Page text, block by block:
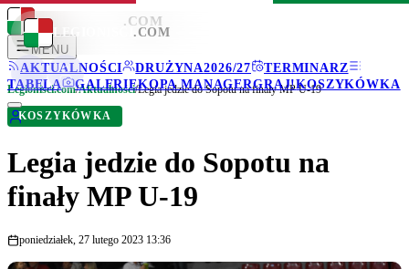
LEGIONISCI .COM
MENU
AKTUALNOŚCI
DRUŻYNA2026/27
TERMINARZ
TABELA
GALERIEKOPA MANAGERGRAJ!KOSZYKÓWKA
LEGIONISCI .COM
Legionisci.com/Aktualności/Legia jedzie do Sopotu na finały MP U-19
KOSZYKÓWKA
Legia jedzie do Sopotu na
finały MP U-19
poniedziałek, 27 lutego 2023 13:36